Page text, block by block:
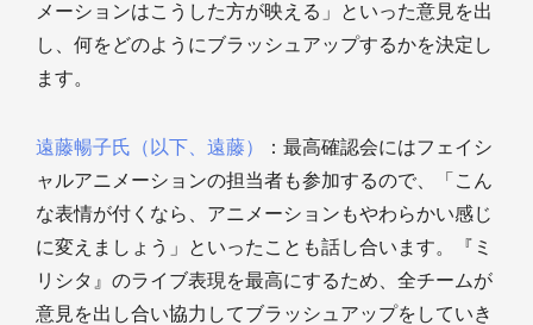
メーションはこうした方が映える」といった意見を出
し、何をどのようにブラッシュアップするかを決定し
ます。
遠藤暢子氏（以下、遠藤）
：最高確認会にはフェイシ
ャルアニメーションの担当者も参加するので、「こん
な表情が付くなら、アニメーションもやわらかい感じ
に変えましょう」といったことも話し合います。『ミ
リシタ』のライブ表現を最高にするため、全チームが
意見を出し合い協力してブラッシュアップをしていき